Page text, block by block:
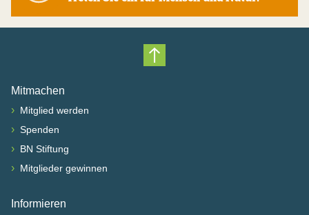
Nach oben scrollen
Mitmachen
› Mitglied werden
› Spenden
› BN Stiftung
› Mitglieder gewinnen
Informieren